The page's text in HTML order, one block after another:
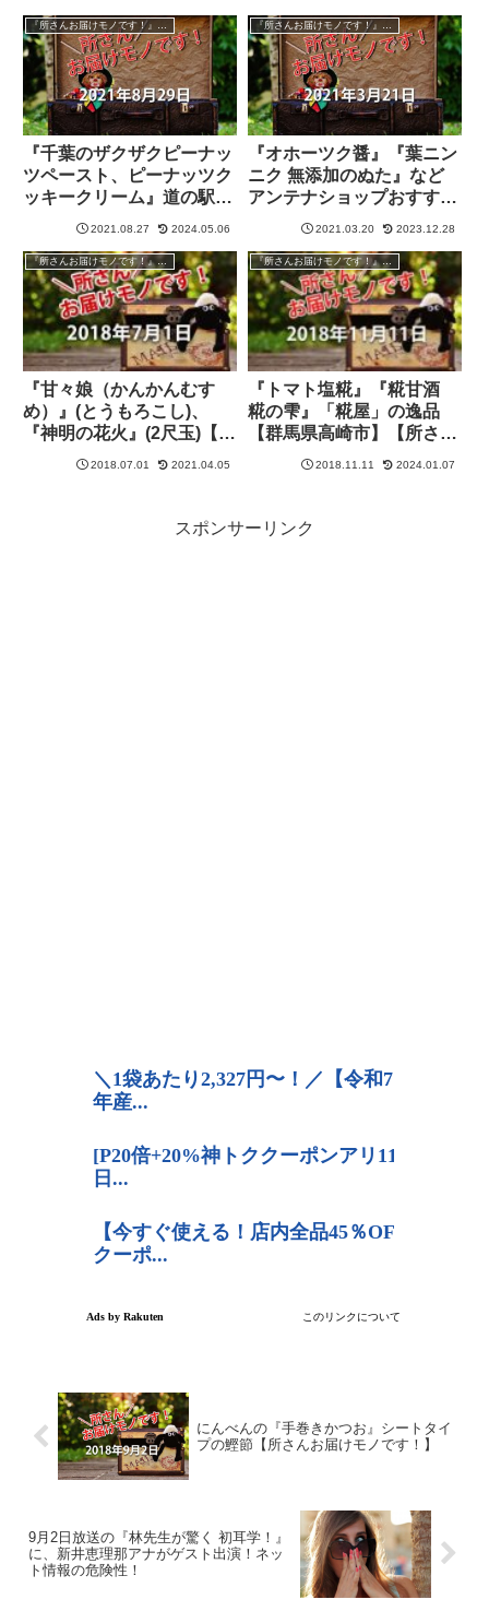
す！】
『所さんお届けモノです！』過去の紹介品
『千葉のザクザクピーナッ
ツペースト、ピーナッツク
ッキークリーム』道の駅
「木更津うまくたの里」よ
です！】
2021.08.27 2024.05.06
『所さんお届けモノです！』過去の紹介品
『オホーツク醤』『葉ニン
ニク 無添加のぬた』など
アンテナショップおすすめ
調味料を紹介【所さんお届
2021.03.20 2023.12.28
『所さんお届けモノです！』過去の紹介品
『甘々娘（かんかんむす
め）』(とうもろこし)、
『神明の花火』(2尺玉)【山
梨県市川三郷町】【所さん
2018.07.01 2021.04.05
『所さんお届けモノです！』過去の紹介品
『トマト塩糀』『糀甘酒
糀の雫』「糀屋」の逸品
【群馬県高崎市】【所さん
お届けモノです！】
2018.11.11 2024.01.07
スポンサーリンク
にんべんの『手巻きかつお』シートタイ
プの鰹節【所さんお届けモノです！】
9月2日放送の『林先生が驚く 初耳学！』
に、新井恵理那アナがゲスト出演！ネッ
ト情報の危険性！